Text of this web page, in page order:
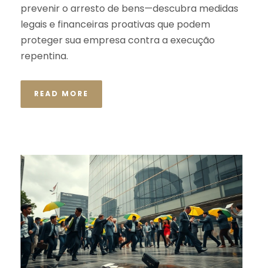
prevenir o arresto de bens—descubra medidas
legais e financeiras proativas que podem
proteger sua empresa contra a execução
repentina.
READ MORE